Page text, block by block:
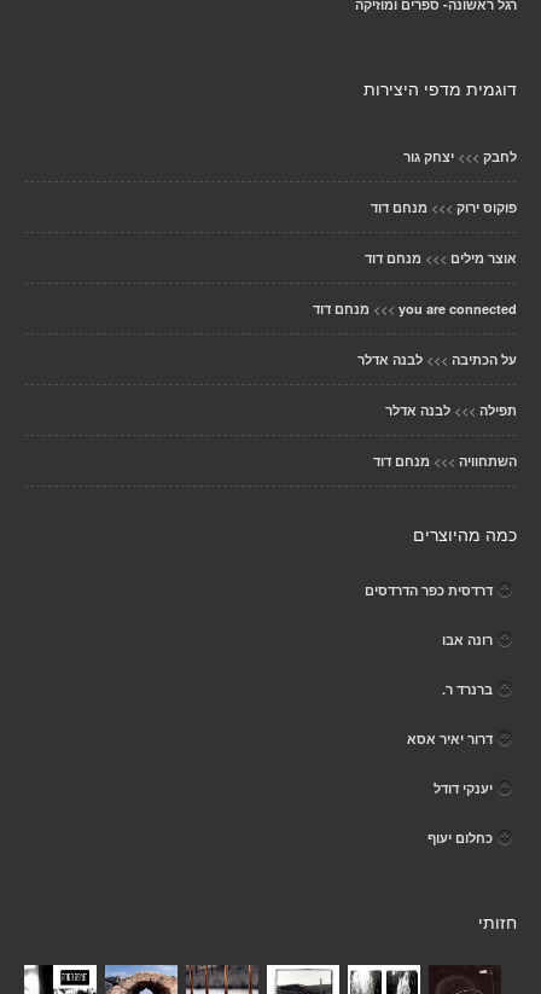
רגל ראשונה- ספרים ומוזיקה
דוגמית מדפי היצירות
לחבק >>> יצחק גור
פוקוס ירוק >>> מנחם דוד
אוצר מילים >>> מנחם דוד
you are connected
>>> מנחם דוד
על הכתיבה >>> לבנה אדלר
תפילה >>> לבנה אדלר
השתחוויה >>> מנחם דוד
כמה מהיוצרים
דרדסית כפר הדרדסים
רונה אבו
ברנרד ר.
דרור יאיר אסא
יענקי דודל
כחלום יעוף
חזותי